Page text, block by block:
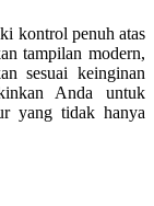
kontrol penuh atas
tampilan modern,
sesuai keinginan
Anda untuk
yang tidak hanya